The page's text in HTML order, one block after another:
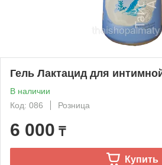
Гель Лактацид для
В наличии
Код: 086
Розница
6 000 ₸
Купить